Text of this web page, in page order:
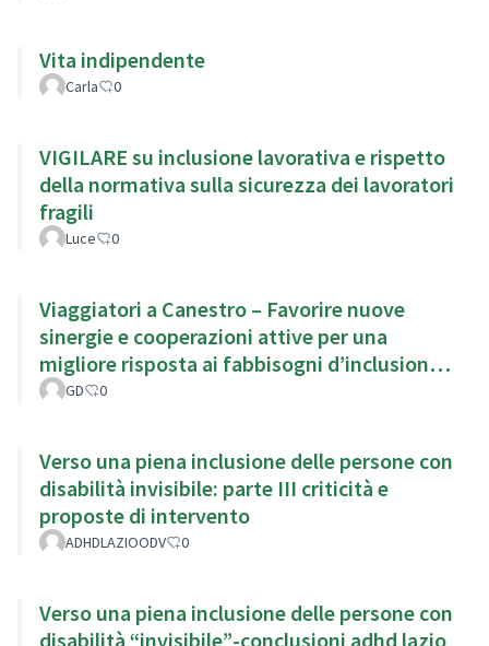
Vita indipendente
Carla 0
VIGILARE su inclusione lavorativa e rispetto
della normativa sulla sicurezza dei lavoratori
fragili
Luce 0
Viaggiatori a Canestro – Favorire nuove
sinergie e cooperazioni attive per una
migliore risposta ai fabbisogni d’inclusione
del territorio.
GD 0
Verso una piena inclusione delle persone con
disabilità invisibile: parte III criticità e
proposte di intervento
ADHDLAZIOODV 0
Verso una piena inclusione delle persone con
disabilità “invisibile”-conclusioni adhd lazio